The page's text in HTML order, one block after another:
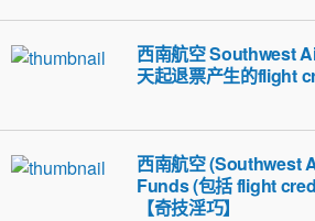
西南航空 Southwest
天起退票产生的flight
西南航空 (Southwest
Funds (包括 flight
【奇技淫巧】